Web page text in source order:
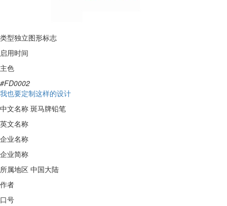
类型独立图形标志
启用时间
主色
#FD0002
我也要定制这样的设计
中文名称 斑马牌铅笔
英文名称
企业名称
企业简称
所属地区 中国大陆
作者
口号